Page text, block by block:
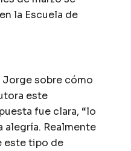
la Escuela de
Jorge sobre cómo
este
fue clara, “lo
alegría. Realmente
este tipo de